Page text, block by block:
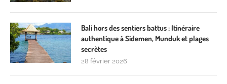
Bali hors des sentiers battus : Itinéraire
authentique à Sidemen, Munduk et plages
secrètes
28 février 2026